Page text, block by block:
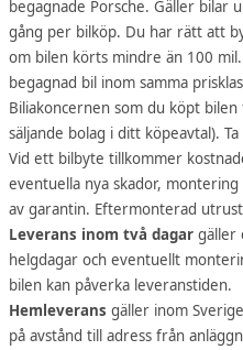
begagnade Porsche. Gäller bilar
gång per bilköp. Du har rätt att
om bilen körts mindre än 100
begagnad bil inom samma
Biliakoncernen som du köpt
säljande bolag i ditt köpeavtal).
Vid ett bilbyte tillkommer
eventuella nya skador,
av garantin. Eftermonterad
Leverans inom två dagar gäller
helgdagar och eventuellt
bilen kan påverka leveranstiden.
Hemleverans gäller inom
på avstånd till adress från